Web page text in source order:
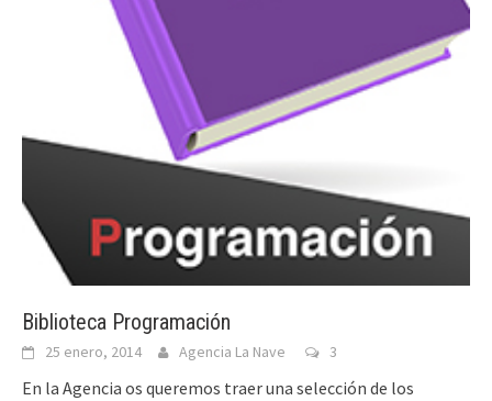
Biblioteca Programación
25 enero, 2014 Agencia La Nave 3
En la Agencia os queremos traer una selección de los